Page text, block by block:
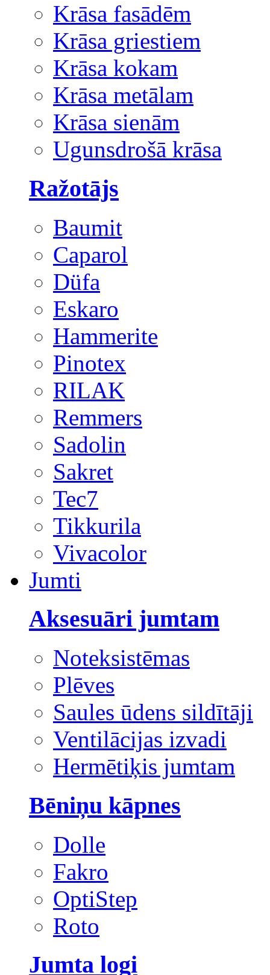
Krāsa fasādēm
Krāsa griestiem
Krāsa kokam
Krāsa metālam
Krāsa sienām
Ugunsdrošā krāsa
Ražotājs
Baumit
Caparol
Düfa
Eskaro
Hammerite
Pinotex
RILAK
Remmers
Sadolin
Sakret
Tec7
Tikkurila
Vivacolor
Jumti
Aksesuāri jumtam
Noteksistēmas
Plēves
Saules ūdens sildītāji
Ventilācijas izvadi
Hermētiķis jumtam
Bēniņu kāpnes
Dolle
Fakro
OptiStep
Roto
Jumta logi